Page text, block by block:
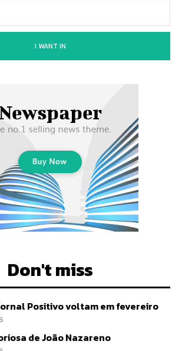
I WANT IN
Don't miss
Positivo voltam em fevereiro
de João Nazareno